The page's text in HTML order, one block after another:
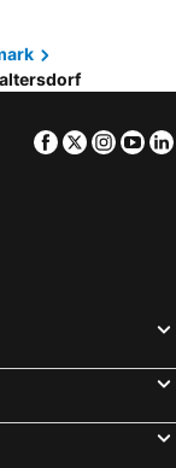
Thaller
Ziegler
Gigler
Facebook
Twitter